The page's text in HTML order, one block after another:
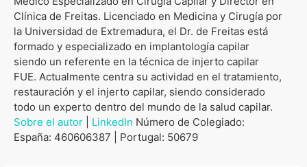
Clínica de Freitas. Licenciado en Medicina y Cirugía por
la Universidad de Extremadura, el Dr. de Freitas está
formado y especializado en implantología capilar
siendo un referente en la técnica de injerto capilar
FUE. Actualmente centra su actividad en el tratamiento,
restauración y el injerto capilar, siendo considerado
todo un experto dentro del mundo de la salud capilar.
Sobre el autor
LinkedIn Número de Colegiado:
España: 460606387 | Portugal: 50679